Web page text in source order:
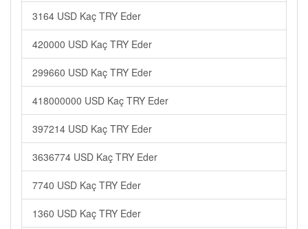
3164 USD Kaç TRY Eder
420000 USD Kaç TRY Eder
299660 USD Kaç TRY Eder
418000000 USD Kaç TRY Eder
397214 USD Kaç TRY Eder
3636774 USD Kaç TRY Eder
7740 USD Kaç TRY Eder
1360 USD Kaç TRY Eder